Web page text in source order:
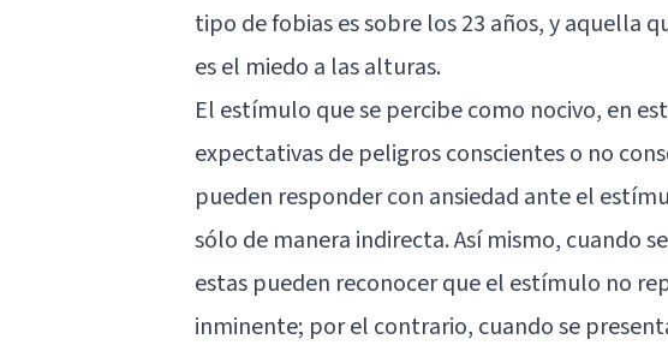
tipo de fobias es sobre los 23 años, y aquella
es el miedo a las alturas.
El estímulo que se percibe como nocivo, en
expectativas de peligros conscientes o no
pueden responder con ansiedad ante el
sólo de manera indirecta. Así mismo, cuando
estas pueden reconocer que el estímulo no
inminente; por el contrario, cuando se